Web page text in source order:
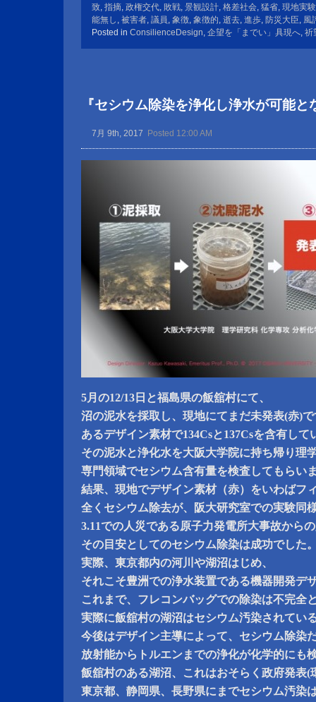
致, 指摘, 政権交代, 敗戦, 景観設計, 格差社会, 猛省, 現地実験
能無し , 被害者, 議員, 象徴, 象徴的, 逝去, 進歩, 防災大臣, 風
Posted in ConsilienceDesign, 企望を「までい」具現へ, 祈
『セシウム除染を浄化し浄水が可能と
7月 9th, 2017 Posted 12:00 AM
5月の12/13日と福島県の飯舘村にて、
沼の泥水を採取し、現地にてまだ未発表(赤)
あるデザイン素材で134Csと137Csを含有し
その泥水と浄化水を大阪大学院に持ち帰り理
専門領域でセシウム含有量を検査してもらい
結果、現地でデザイン素材（赤）をいわばフ
全くセシウム除去が、阪大研究室での実験同
3.11での人災である原子力発電所大事故から
その目安としてのセシウム除染は成功でした
実際、東京都内の河川や湖沼はじめ、
それこそ豊洲での浄水装置である機器開発デ
これまで、フレコンバッグでの除染は不完全
実際に飯舘村の湖沼はセシウム汚染されてい
今後はデザイン主導によって、セシウム除染
放射能からトルエンまでの浄化が化学的にも
飯舘村のある湖沼、これはおそらく政府発表(
東京都、静岡県、長野県にまでセシウム汚染